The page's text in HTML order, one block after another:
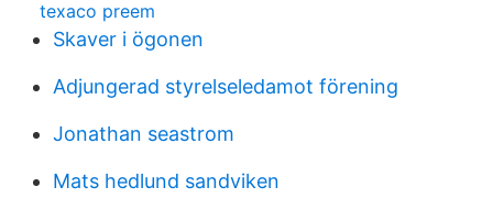
texaco preem
Skaver i ögonen
Adjungerad styrelseledamot förening
Jonathan seastrom
Mats hedlund sandviken